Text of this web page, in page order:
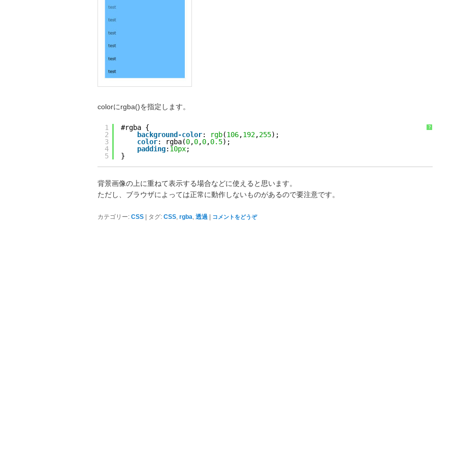
colorにrgba()を指定します。
?
1
2
3
4
5
#rgba {
background-color: rgb(106,192,255);
color: rgba(0,0,0,0.5);
padding: 10px;
}
背景画像の上に重ねて表示する場合などに使えると思います。
ただし、ブラウザによっては正常に動作しないものがあるので要注意です。
カテゴリー: CSS | タグ: CSS rgba 透過 | コメントをどうぞ